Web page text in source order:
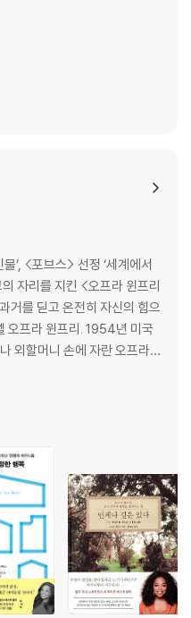
마트폰에 아웃소싱된 관심과 사
회피와 순응을 낳는 민감화된
는 세 가지 요소 · 고통을 건너 지
혼자서 모든 걸 감당하지 않도
우리의 시스템
이해하는 교육 시스템 · 치유의
시작된 편견 · 암묵적 편견에 작용
과 외로움이라는 병 · 우리는 다시
지 않고는 그 무엇도 될 수 없다 ·
’, <포브스> 선정 ‘세계에서
자리를 지킨 <오프라 윈프리
거를 딛고 온전히 자신의 힘으
오프라 윈프리. 1954년 미국
외할머니 손에 자란 오프라는
, 이후 어머니의 남자친구나
당하는 등 믿을 수 없을 만큼